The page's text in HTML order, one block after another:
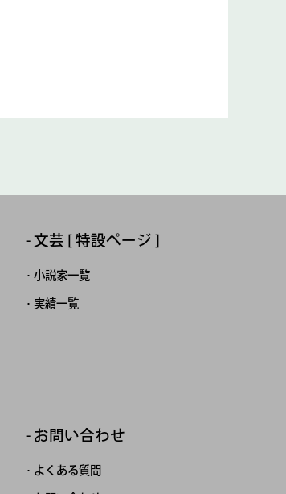
文芸 [ 特設ページ ]
小説家一覧
実績一覧
お問い合わせ
よくある質問